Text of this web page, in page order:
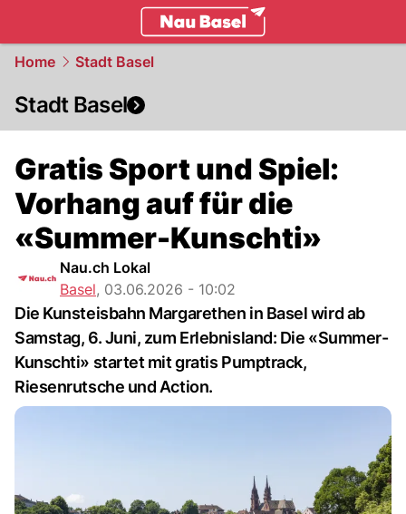
Home Stadt Basel
Stadt Basel
Gratis Sport und Spiel:
Vorhang auf für die
«Summer-Kunschti»
Nau.ch Lokal
Basel, 03.06.2026 - 10:02
Die Kunsteisbahn Margarethen in Basel wird ab
Samstag, 6. Juni, zum Erlebnisland: Die «Summer-
Kunschti» startet mit gratis Pumptrack,
Riesenrutsche und Action.